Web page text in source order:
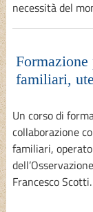
necessità del
Formazione
familiari,
Un corso di
collaborazione
familiari,
Francesco Scotti.